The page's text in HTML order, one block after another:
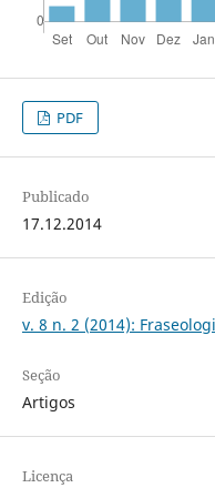
PDF
Publicado
17.12.2014
Edição
v. 8 n. 2 (2014):
Seção
Artigos
Licença